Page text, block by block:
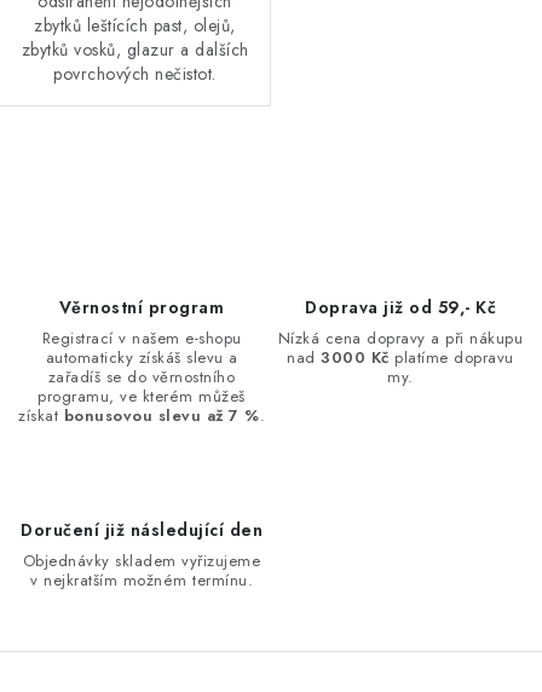
zbytků leštících past, olejů,
zbytků vosků, glazur a dalších
povrchových nečistot.
p
k
y
p
Věrnostní program
Registrací v našem e-shopu
automaticky získáš slevu a
zařadíš se do věrnostního
programu, ve kterém můžeš
získat bonusovou slevu až 7 %.
Doprava již od 59,- Kč
Nízká cena dopravy a při nákupu
nad3000 Kč platíme dopravu
my.
Doručení již následující den
Objednávky skladem vyřizujeme
v nejkratším možném termínu.